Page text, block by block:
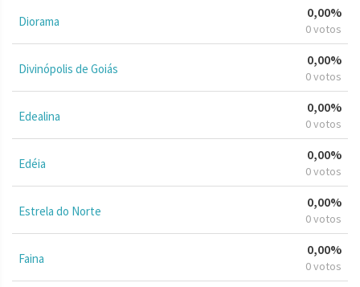
Diorama
0,00%
0 votos
Divinópolis de Goiás
0,00%
0 votos
Edealina
0,00%
0 votos
Edéia
0,00%
0 votos
Estrela do Norte
0,00%
0 votos
Faina
0,00%
0 votos